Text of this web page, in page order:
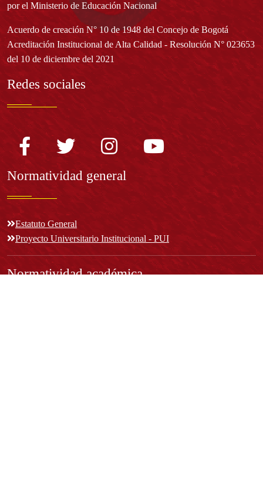
por el Ministerio de Educación Nacional
Acuerdo de creación N° 10 de 1948 del Concejo de Bogotá
Acreditación Institucional de Alta Calidad - Resolución N° 023653
del 10 de diciembre del 2021
Redes sociales
Normatividad general
Estatuto General
Proyecto Universitario Institucional - PUI
Normatividad académica